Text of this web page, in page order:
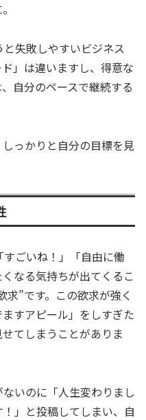
失敗しやすいビジネス
」は違いますし、得意な
自分のペースで継続する
っかりと自分の目標を見
ごいね！」「自由に働
なる気持ちが出てくるこ
求”です。この欲求が強く
すアピール」をしすぎた
てしまうことがありま
いのに「人生変わりまし
」と投稿してしまい、自